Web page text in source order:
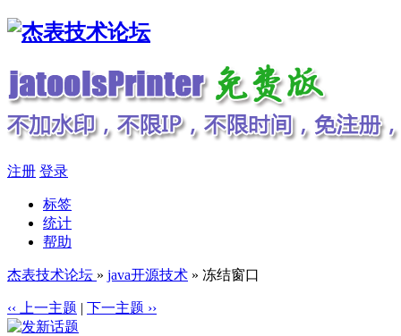
注册 登录
标签
统计
帮助
杰表技术论坛 » java开源技术 » 冻结窗口
‹‹ 上一主题 | 下一主题 ››